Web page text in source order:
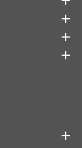
add
add
add
add